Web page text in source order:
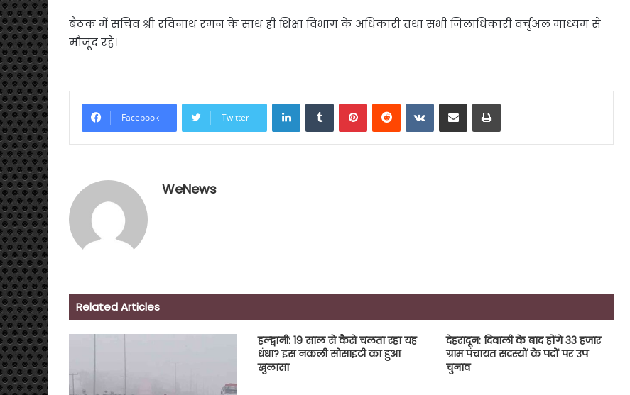
बैठक में सचिव श्री रविनाथ रमन के साथ ही शिक्षा विभाग के अधिकारी तथा सभी जिलाधिकारी वर्चुअल माध्यम से
मौजूद रहे।
Facebook Twitter
LinkedInTumblrPinterestReddit VKontakte
Share via Email Print
WeNews
Related Articles
हल्द्वानी: 19 साल से कैसे चलता रहा यह
धंधा? इस नकली सोसाइटी का हुआ
खुलासा
देहरादून: दिवाली के बाद होंगे 33 हजार
ग्राम पंचायत सदस्यों के पदों पर उप
चुनाव